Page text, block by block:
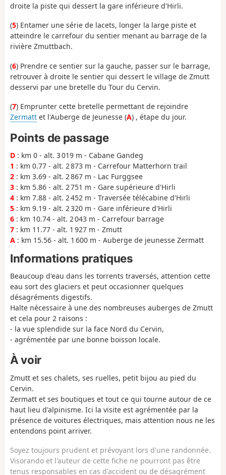
droite la piste qui dessert la gare inférieure d'Hirli.
(5) Entamer une série de lacets, longer la large piste et
atteindre le carrefour du sentier menant au barrage de la
rivière Zmuttbach.
(6) Prendre ce sentier sur la gauche, passer sur le barrage,
retrouver à droite le sentier qui dessert le village de Zmutt
desservi par une bretelle du Tour du Cervin.
(7) Emprunter cette bretelle permettant de rejoindre
Zermatt et l'Auberge de Jeunesse (A) , étape du jour.
Points de passage
D : km 0 - alt. 3 019 m - Cabane Gandeg
1 : km 0.77 - alt. 2 873 m - Carrefour Matterhorn trail
2 : km 3.69 - alt. 2 867 m - Lac Furggsee
3 : km 5.86 - alt. 2 751 m - Gare supérieure d'Hirli
4 : km 7.88 - alt. 2 452 m - Traversée télécabine d'Hirli
5 : km 9.19 - alt. 2 320 m - Gare inférieure d'Hirli
6 : km 10.74 - alt. 2 043 m - Carrefour barrage
7 : km 11.77 - alt. 1 927 m - Zmutt
A : km 15.56 - alt. 1 600 m - Auberge de jeunesse Zermatt
Informations pratiques
Beaucoup d'eau dans les torrents traversés, attention cette
eau sort des glaciers et peut occasionner quelques
désagréments digestifs.
Halte nécessaire à une des nombreuses auberges de Zmutt
et cela pour 2 raisons :
- la vue splendide sur la face Nord du Cervin,
- agrémentée par une bonne boisson locale.
À voir
Zmutt et ses chalets, ses ruelles, petit bijou au pied du
Cervin.
Zermatt et ses boutiques et tout ce qui tourne autour de ce
haut lieu d'alpinisme. Ici la visite est agrémentée par la
présence de voitures électriques, mais attention nous ne les
entendons point arriver.
Soyez toujours prudent et prévoyant lors d'une randonnée.
Visorando et l'auteur de cette fiche ne pourront pas être
tenus responsables en cas d'accident ou de désagrément